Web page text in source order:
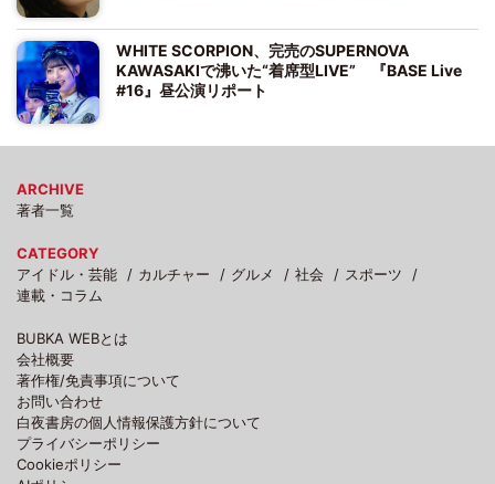
WHITE SCORPION、完売のSUPERNOVA
KAWASAKIで沸いた“着席型LIVE” 『BASE Live
#16』昼公演リポート
ARCHIVE
著者一覧
CATEGORY
アイドル・芸能
カルチャー グルメ 社会
スポーツ
連載・コラム
BUBKA WEBとは
会社概要
著作権/免責事項について
お問い合わせ
白夜書房の個人情報保護方針について
プライバシーポリシー
Cookieポリシー